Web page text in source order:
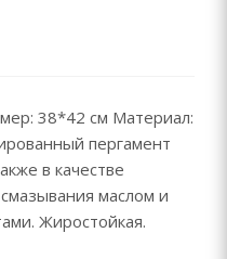
38*42 см Материал:
пергамент
в качестве
маслом и
Жиростойкая.